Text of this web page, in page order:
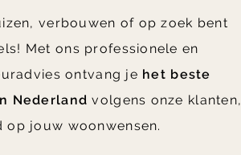
verbouwen of op zoek bent
Met ons professionele en
ontvang je het beste
Nederland volgens onze klanten,
jouw woonwensen.